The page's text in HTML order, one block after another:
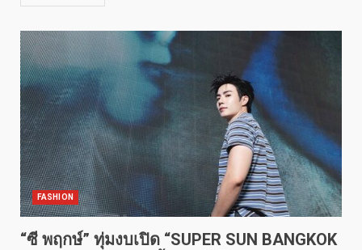
FASHION
“ซี พฤกษ์” ทุ่มงบเปิด “SUPER SUN BANGKOK